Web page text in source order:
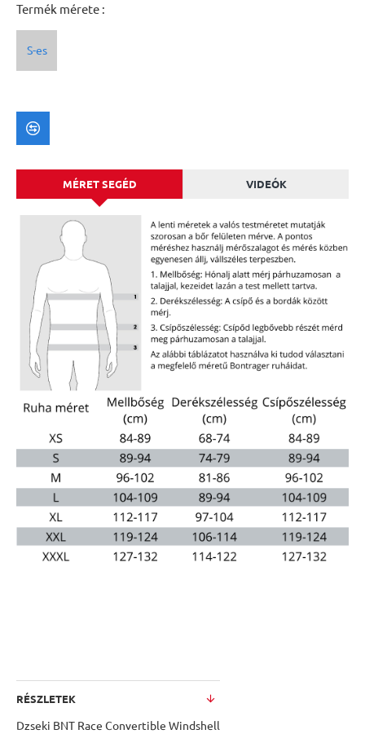
Termék mérete :
S-es
MÉRET SEGÉD VIDEÓK
RÉSZLETEK
Dzseki BNT Race Convertible Windshell